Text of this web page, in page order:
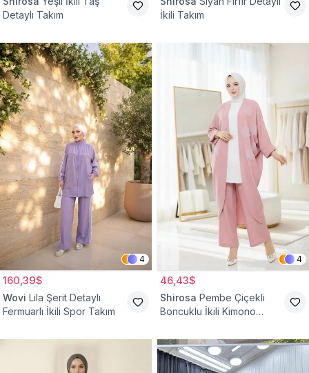
Detaylı Takım
İkili Takım
4
160,39$
Wovi Lila Şerit Detaylı
Fermuarlı İkili Spor Takım
4
46,43$
Shirosa Pembe Çiçekli
Boncuklu İkili Kimono